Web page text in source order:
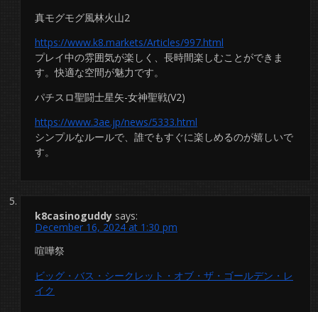
真モグモグ風林火山2
https://www.k8.markets/Articles/997.html
プレイ中の雰囲気が楽しく、長時間楽しむことができま
す。快適な空間が魅力です。
パチスロ聖闘士星矢-女神聖戦(V2)
https://www.3ae.jp/news/5333.html
シンプルなルールで、誰でもすぐに楽しめるのが嬉しいで
す。
k8casinoguddy says:
December 16, 2024 at 1:30 pm
喧嘩祭
ビッグ・バス・シークレット・オブ・ザ・ゴールデン・レ
イク